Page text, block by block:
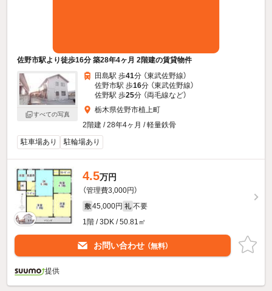
佐野市駅より徒歩16分 築28年4ヶ月 2階建の賃貸物件
すべての写真
田島駅 歩41分 （東武佐野線）
佐野市駅 歩16分 （東武佐野線）
佐野駅 歩25分 （両毛線など）
栃木県佐野市植上町
2階建 / 28年4ヶ月 / 軽量鉄骨
駐車場あり
駐輪場あり
4.5万円
（管理費3,000円）
敷 45,000円 礼 不要
1階 / 3DK / 50.81㎡
お問い合わせ （無料）
提供